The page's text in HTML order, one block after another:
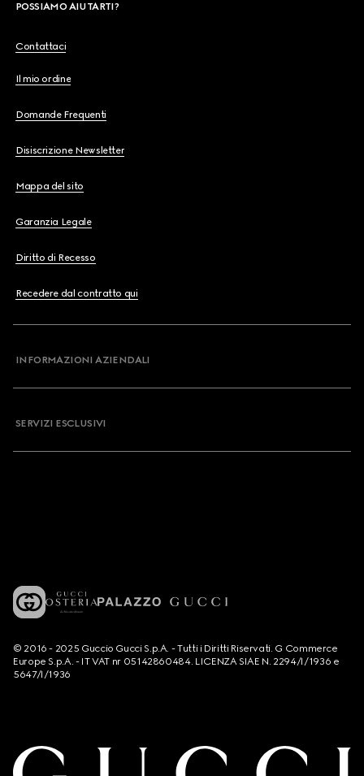
POSSIAMO AIUTARTI?
Contattaci
Il mio ordine
Domande Frequenti
Disiscrizione Newsletter
Mappa del sito
Garanzia Legale
Diritto di Recesso
Recedere dal contratto qui
INFORMAZIONI AZIENDALI
SERVIZI ESCLUSIVI
© 2016 - 2025 Guccio Gucci S.p.A. - Tutti i Diritti Riservati. G Commerce
Europe S.p.A. - IT VAT nr 05142860484. LICENZA SIAE N. 2294/I/1936 e
5647/I/1936